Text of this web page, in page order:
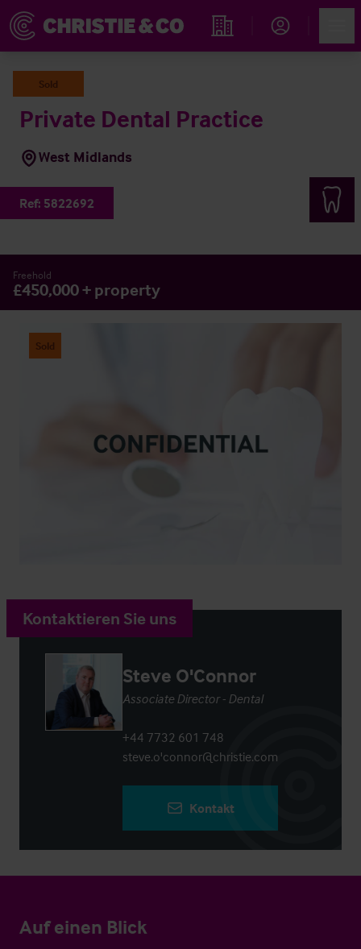
Immobiliensuche
Sold
Private Dental Practice
West Midlands
Ref: 5822692
Freehold
£450,000 + property
Sold
Kontaktieren Sie uns
Steve O'Connor
Associate Director - Dental
+44 7732 601 748
steve.o'connor@christie.com
Kontakt
Auf einen Blick